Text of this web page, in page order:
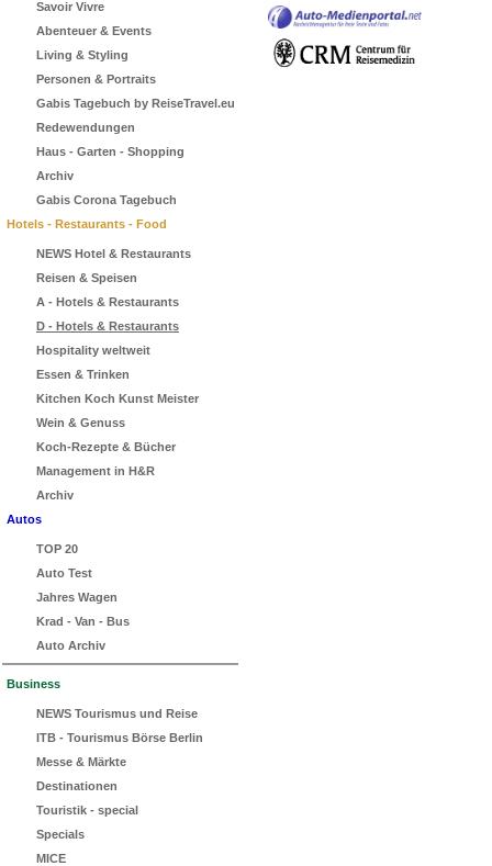
Savoir Vivre
Abenteuer & Events
Living & Styling
Personen & Portraits
Gabis Tagebuch by ReiseTravel.eu
Redewendungen
Haus - Garten - Shopping
Archiv
Gabis Corona Tagebuch
Hotels - Restaurants - Food
NEWS Hotel & Restaurants
Reisen & Speisen
A - Hotels & Restaurants
D - Hotels & Restaurants
Hospitality weltweit
Essen & Trinken
Kitchen Koch Kunst Meister
Wein & Genuss
Koch-Rezepte & Bücher
Management in H&R
Archiv
Autos
TOP 20
Auto Test
Jahres Wagen
Krad - Van - Bus
Auto Archiv
Business
NEWS Tourismus und Reise
ITB - Tourismus Börse Berlin
Messe & Märkte
Destinationen
Touristik - special
Specials
MICE